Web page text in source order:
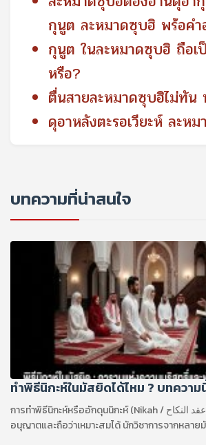
กุนูต ละหมาดซุบฮิ พร้อคำ
กุนูต ในละหมาดซุบฮิ ถือเ
หรือ?
ตื่นสายละหมาดซุบฮิไม่ทัน
ดุอาหลังตะรอเวียะห์ ละหม
บทความที่น่าสนใจ
ทำพิธีนิกะห์ในมัสยิดได้ไหม ? บทควา
การทำพิธีนิกะห์หรืออักดุนนิกะห์ (Nikah / عقد النكاح) ในมัสยิด เป็นสิ่งที่
อนุญาตและถือว่าเหมาะสมได้ นักวิชาการจากหลา